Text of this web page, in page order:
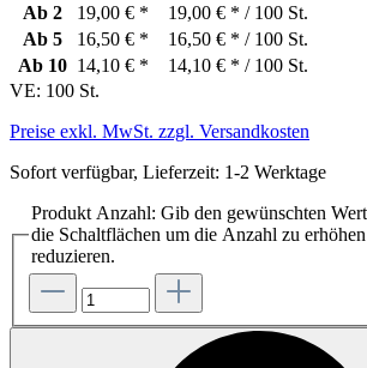
Ab 2 19,00 € *
19,00 € * / 100 St.
Ab 5 16,50 € *
16,50 € * / 100 St.
Ab 10 14,10 € *
14,10 € * / 100 St.
VE: 100 St.
Preise exkl. MwSt. zzgl. Versandkosten
Sofort verfügbar, Lieferzeit: 1-2 Werktage
Produkt Anzahl: Gib den gewünschten
die Schaltflächen um die Anzahl zu
reduzieren.